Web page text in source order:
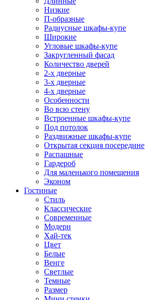
Низкие
П-образные
Радиусные шкафы-купе
Широкие
Угловые шкафы-купе
Закругленный фасад
Количество дверей
2-х дверные
3-х дверные
4-х дверные
Особенности
Во всю стену
Встроенные шкафы-купе
Под потолок
Раздвижные шкафы-купе
Открытая секция посередине
Распашные
Гардероб
Для маленького помещения
Эконом
Гостиные
Стиль
Классические
Современные
Модерн
Хай-тек
Цвет
Белые
Венге
Светлые
Темные
Размер